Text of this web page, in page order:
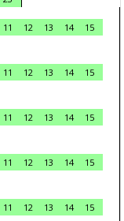
11 12 13 14
15
11 12 13 14
15
11 12 13 14
15
11 12 13 14
15
11 12 13 14
15